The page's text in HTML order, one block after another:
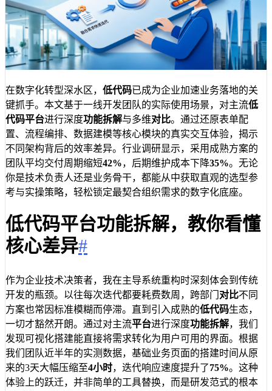
在数字化转型深水区， 低代码已成为企业加速业务落地的关
键抓手。本文基于一线开发团队的实际使用场景，对主流低
代码平台进行深度功能拆解与多维对比。通过还原表单配
置、流程编排、数据建模等核心模块的真实交互体验，揭示
不同架构背后的效率差异。行业调研显示，采用成熟方案的
团队平均交付周期缩短42%，后期维护成本下降35%。无论
你是技术负责人还是业务骨干，都能从中获取直观的选型参
考与实操策略，轻松锁定最契合组织需求的数字化底座。
低代码平台功能拆解，教你看懂
核心差异#
作为企业技术决策者，我在主导系统重构时深刻体会到传统
开发的瓶颈。以往每次迭代都要耗费数周，跨部门 对比不同
方案也常因标准模糊而停滞。直到引入成熟的低代码生态，
一切才豁然开朗。通过对主流平台进行深度功能拆解，我们
发现可视化搭建能直接将需求转化为用户可用的界面。根据
我们团队近半年的实测数据，基础业务页面的搭建时间从原
来的3天大幅压缩至4小时，迭代响应速度提升了75%。这种
体验上的跃迁，并非简单的工具替换，而是研发范式的根本